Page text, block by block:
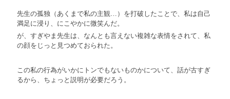
先生の孤独（あくまで私の主観…）を打破したことで、私は自己
満足に浸り、にこやかに微笑んだ。
が、すぎやま先生は、なんとも言えない複雑な表情をされて、私
の顔をじっと見つめておられた。
この私の行為がいかにトンでもないものかについて、話が古すぎ
るから、ちょっと説明が必要だろう。